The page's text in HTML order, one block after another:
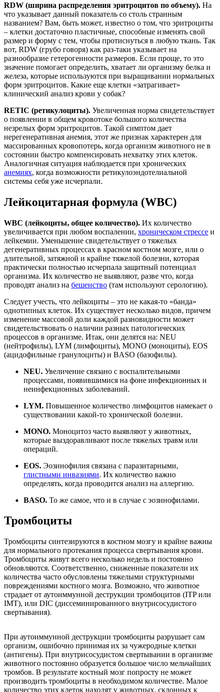
RDW (ширина распределения эритроцитов по объему). На
что указывает данный показатель со столь странным
названием? Вам, быть может, известно о том, что эритроциты
– клетки достаточно пластичные, способные изменять свой
размер и форму с тем, чтобы протиснуться в любую ткань. Так
вот, RDW (грубо говоря) как раз-таки указывает на
разнообразие гетерогенности размеров. Если проще, то это
значение помогает определить, хватает ли организму белка и
железа, которые используются при выращивании нормальных
форм эритроцитов. Какие еще клетки «затрагивает»
клинический анализ крови у собак?
RETIC (ретикулоциты). Увеличенная норма свидетельствует
о появлении в общем кровотоке большого количества
незрелых форм эритроцитов. Такой симптом дает
нерегенеративная анемия, этот же признак характерен для
массированных кровопотерь, когда организм животного не в
состоянии быстро компенсировать нехватку этих клеток.
Аналогичная ситуация наблюдается при хронических
анемиях, когда возможности ретикулоэндотелиальной
системы себя уже исчерпали.
Лейкоцитарная формула (WBC)
WBC (лейкоциты, общее количество). Их количество
увеличивается при любом воспалении, хроническом стрессе и
лейкемии. Уменьшение свидетельствует о тяжелых
дегенеративных процессах в красном костном мозге, или о
длительной, затяжной и крайне тяжелой болезни, которая
практически полностью исчерпала защитный потенциал
организма. Их количество не выявляют, разве что, когда
проводят анализ на бешенство (там используют серологию).
Следует учесть, что лейкоциты – это не какая-то «банда»
однотипных клеток. Их существует несколько видов, причем
изменение массовой доли каждой разновидности может
свидетельствовать о наличии разных патологических
процессов в организме. Итак, они делятся на: NEU
(нейтрофилы), LYM (лимфоциты), MONO (моноциты), EOS
(ацидофильные гранулоциты) и BASO (базофилы).
NEU. Увеличение связано с воспалительными
процессами, появившимися на фоне инфекционных и
неинфекционных заболеваний.
LYM. Повышенное количество лимфоцитов намекает о
существовании какой-то хронической болезни.
MONO. Моноцитоз часто выявляют у животных,
которые выздоравливают после тяжелых травм или
операций.
EOS. Эозинофилия связана с паразитарными,
глистными инвазиями. Их количество важно
определять, когда проводится анализ на аллергию.
BASO. То же самое, что и в случае с эозинофилами.
Тромбоциты
Тромбоциты синтезируются в костном мозгу и крайне важны
для нормального протекания процесса свертывания крови.
Тромбоциты живут всего несколько недель и постоянно
обновляются. Соответственно, сниженные показатели их
количества часто обусловлены тяжелыми структурными
повреждениями костного мозга. Возможно, что животное
страдает от аутоиммунной деструкции тромбоцитов (ITP или
IMT), или DIC (диссеминированного внутрисосудистого
свертывания).
При аутоиммунной деструкции тромбоциты разрушает сам
организм, ошибочно принимая их за чужеродные клетки
(антигены). При внутрисосудистом свертывании в организме
животного постоянно образуется большое число мельчайших
тромбов. В результате костный мозг попросту не может
производить тромбоциты в необходимом количестве. Малое
количество этих клеток находят у животных, склонных к